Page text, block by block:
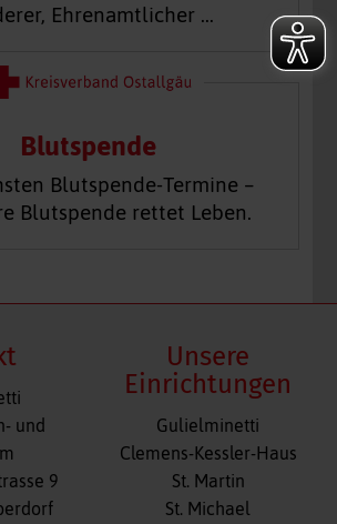
Ehrenamtlicher …
Blutspende
Blutspende-Termine –
Blutspende rettet Leben.
und
9
Unsere
Einrichtungen
Navigation
überspringen
Gulielminetti
Clemens-Kessler-Haus
St. Martin
St. Michael